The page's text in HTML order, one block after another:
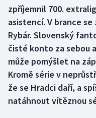
Dostihy
Florbal
Futsal
Golf
Gymnastika
zpříjemnil 700.
asistencí. V brance
Rybár. Slovenský
čisté konto za sebou
může pomýšlet na
Kromě série v
že se Hradci daří, a
natáhnout vítěznou